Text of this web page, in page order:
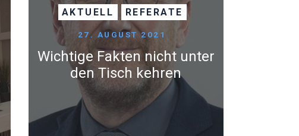
AKTUELL REFERATE
27. AUGUST 2021
Wichtige Fakten nicht unter
den Tisch kehren